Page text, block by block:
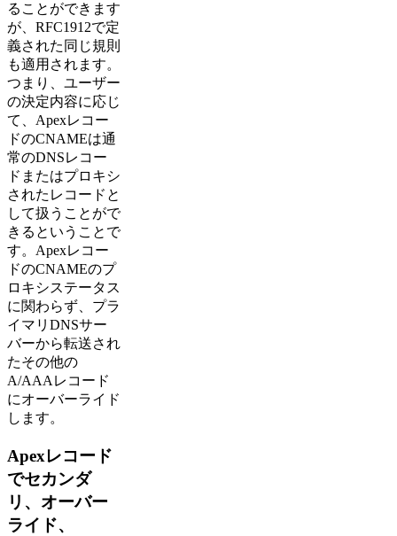
ることができます
が、RFC1912で定
義された同じ規則
も適用されます。
つまり、ユーザー
の決定内容に応じ
て、Apexレコー
ドのCNAMEは通
常のDNSレコー
ドまたはプロキシ
されたレコードと
して扱うことがで
きるということで
す。Apexレコー
ドのCNAMEのプ
ロキシステータス
に関わらず、プラ
イマリDNSサー
バーから転送され
たその他の
A/AAAレコード
にオーバーライド
します。
Apexレコード
でセカンダ
リ、オーバー
ライド、